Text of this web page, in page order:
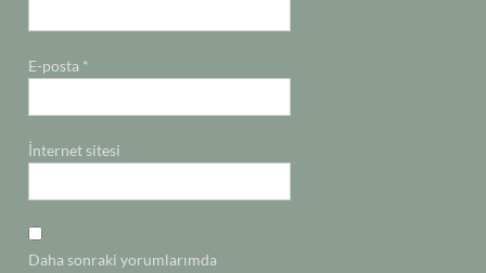
E-posta *
İnternet sitesi
Daha sonraki yorumlarımda